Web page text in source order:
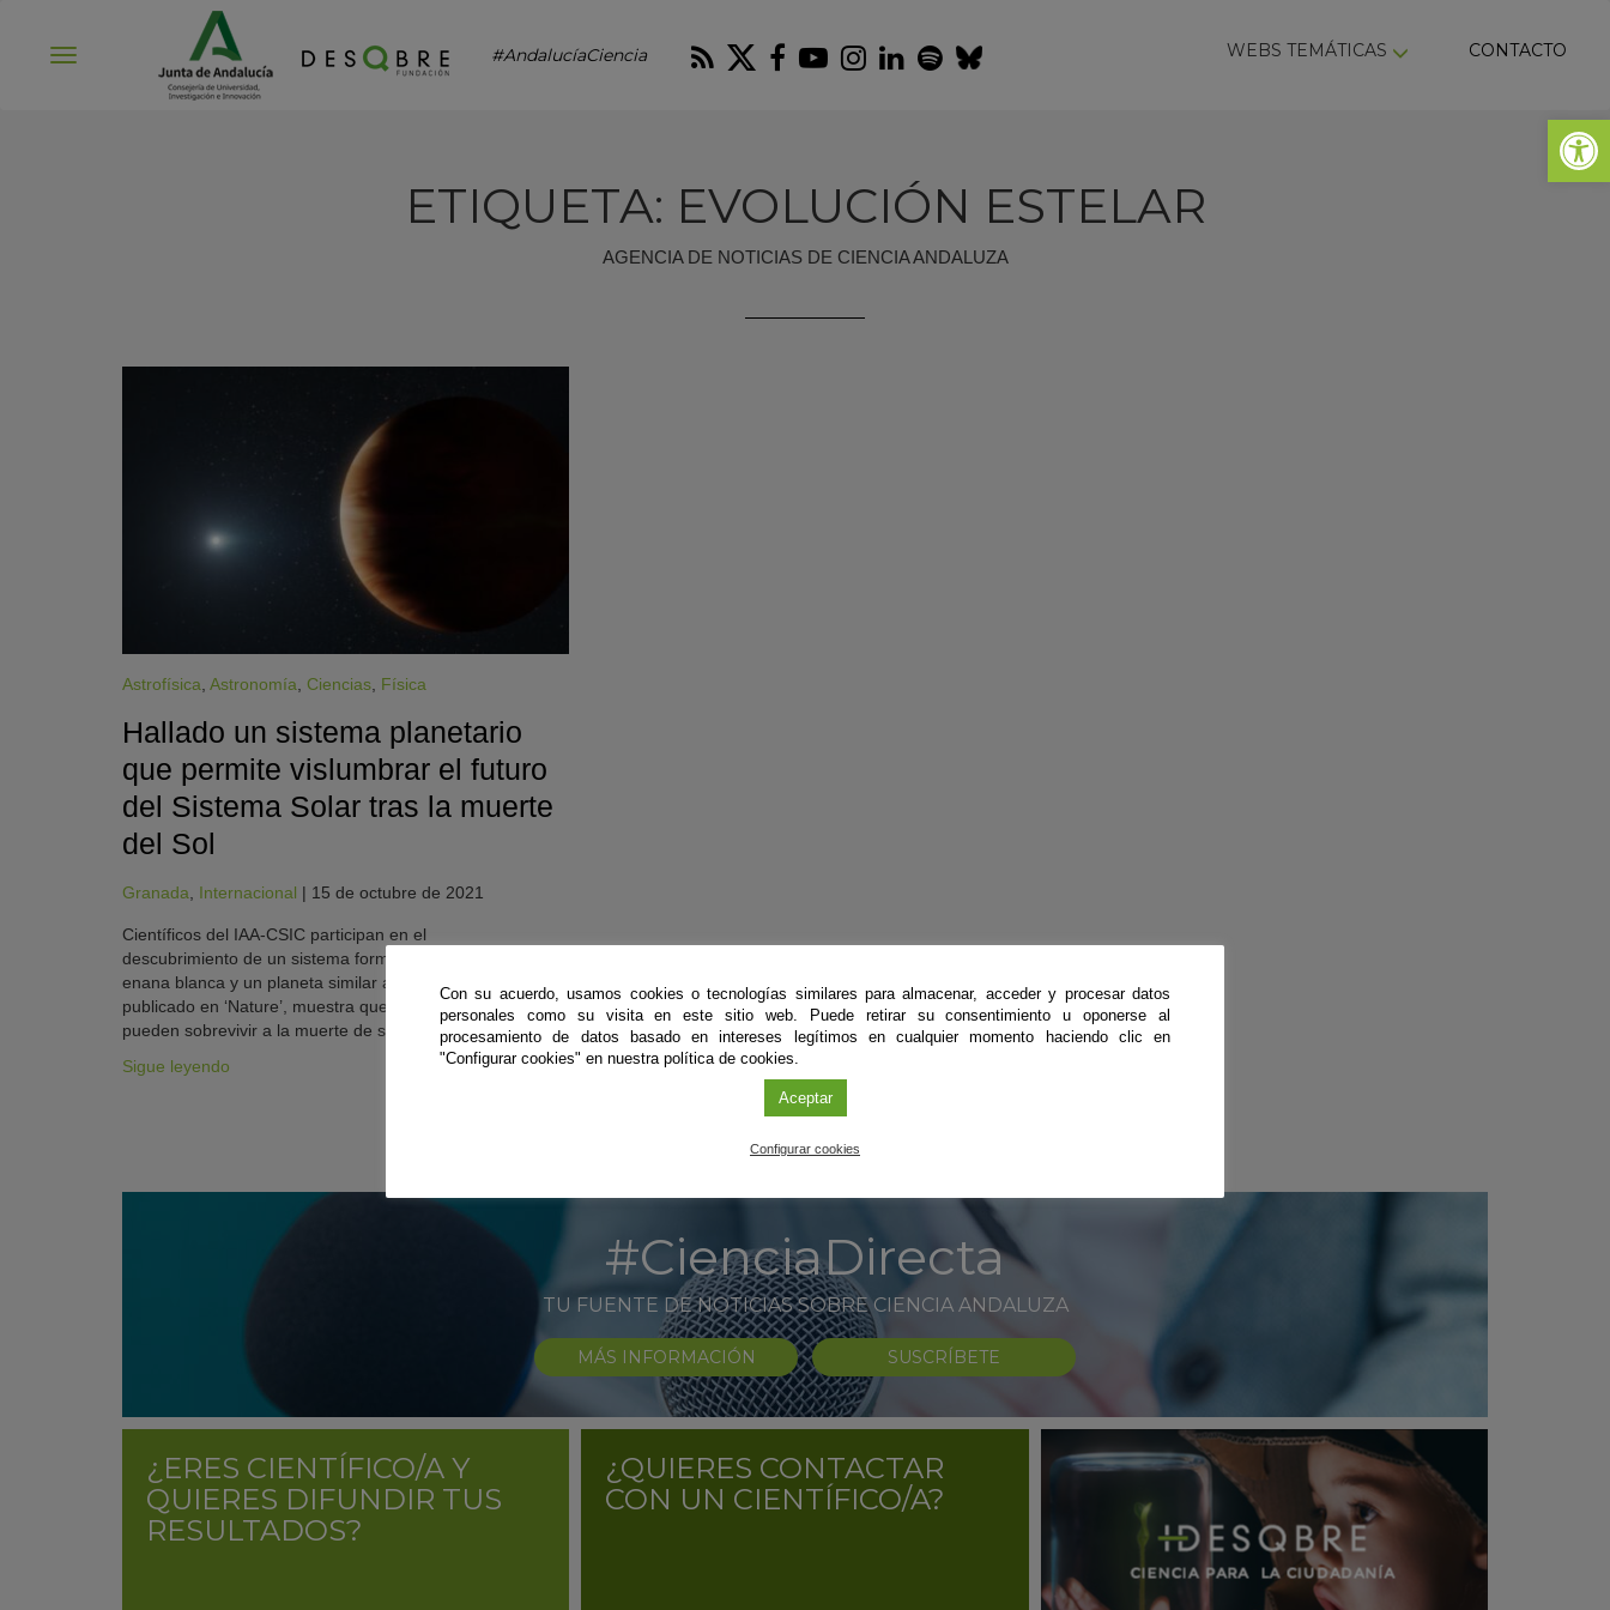
Abrir
#AndalucíaCiencia RSS Twitter
Facebook
Youtube
Instagram
LinkedIn
Spotify
Bluesky WEBS TEMÁTICAS CONTACTO
ETIQUETA: EVOLUCIÓN ESTELAR
AGENCIA DE NOTICIAS DE CIENCIA ANDALUZA
Astrofísica Astronomía Ciencias Física
Hallado un sistema planetario
que permite vislumbrar el futuro
del Sistema Solar tras la muerte
del Sol
Granada Internacional | 15 de octubre de 2021
Científicos del IAA-CSIC participan en el
descubrimiento de un sistema formado por una estrella
enana blanca y un planeta similar a Júpiter. El hallazgo,
publicado en ‘Nature’, muestra que los planetas
pueden sobrevivir a la muerte de su estrella
Sigue leyendo
#CienciaDirecta
TU FUENTE DE NOTICIAS SOBRE CIENCIA ANDALUZA
MÁS INFORMACIÓN SUSCRÍBETE
¿ERES CIENTÍFICO/A Y
QUIERES DIFUNDIR TUS
RESULTADOS?
¿QUIERES CONTACTAR
CON UN CIENTÍFICO/A?
Con su acuerdo, usamos cookies o tecnologías similares para almacenar, acceder y procesar datos
personales como su visita en este sitio web. Puede retirar su consentimiento u oponerse al
procesamiento de datos basado en intereses legítimos en cualquier momento haciendo clic en
"Configurar cookies" en nuestra política de cookies.
Aceptar
Configurar cookies